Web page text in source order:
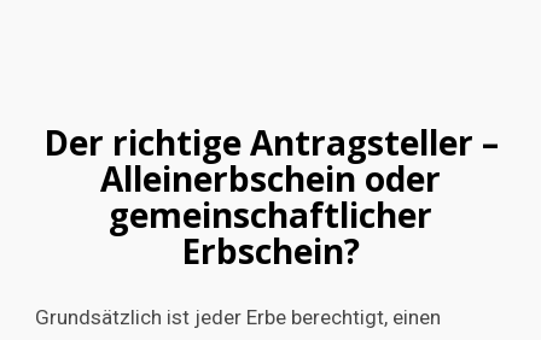
Der richtige Antragsteller –
Alleinerbschein oder
gemeinschaftlicher
Erbschein?
Grundsätzlich ist jeder Erbe berechtigt, einen